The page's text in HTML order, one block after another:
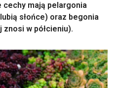
mają pelargonia
słońce) oraz begonia
znosi w półcieniu).